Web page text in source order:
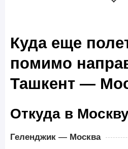
Куда еще
помимо
Ташкент —
Откуда в
Геленджик — Москва